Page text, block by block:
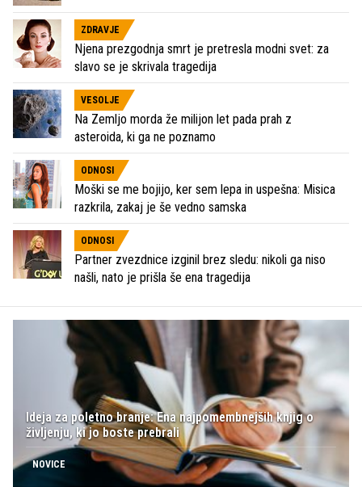
ZDRAVJE
Njena prezgodnja smrt je pretresla modni svet: za
slavo se je skrivala tragedija
VESOLJE
Na Zemljo morda že milijon let pada prah z
asteroida, ki ga ne poznamo
ODNOSI
Moški se me bojijo, ker sem lepa in uspešna: Misica
razkrila, zakaj je še vedno samska
ODNOSI
Partner zvezdnice izginil brez sledu: nikoli ga niso
našli, nato je prišla še ena tragedija
Ideja za poletno branje: Ena najpomembnejših knjig o
življenju, ki jo boste prebrali
NOVICE